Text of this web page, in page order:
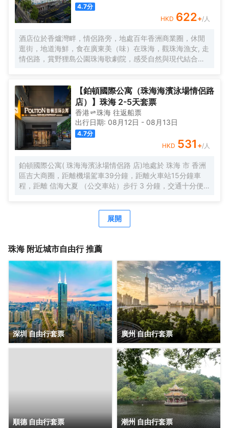
4.7分
HKD 622+/人
酒店位於香爐灣畔，情侶路旁，地處百年香洲商業圈，休閒
逛街，地道海鮮，食在廣東美（味）在珠海，觀珠海漁女, 走
情侶路，賞野狸島公園珠海歌劇院，感受自然與現代結合的
600米，城市地標一一珠海漁女，城市陽台。左側600米珠
海歌劇院（日月貝），距離港珠澳大橋12分鐘。拱北、青茂
口岸20分鐘。酒店前後50米公交線路覆蓋全珠海。 酒店傾
力打造“寬敞高雅空間”優質床品衞浴，完備設施服務，為您提
供優質的住宿服務 酒店中央空調冷暖可調，特色落地窗直觀
海景和海霞公園，欣賞東方海上日出，港珠澳大橋。中西結
合的自助早餐，配以廣東特色，一天的愉快從豐富營養的早
餐開始。
【鉑頓國際公寓（珠海海濱泳場情侶路
店）】珠海 2-5天套票
香港 珠海 往返船票
出行日期: 08月12日 - 08月13日
4.7分
HKD 531 +/人
鉑頓國際公寓( 珠海海濱泳場情侶路 店)地處於 珠海 市 香洲
區吉大商圈，距離機場駕車39分鐘，距離火車站15分鐘車
程，距離 信海大夏 （公交車站）步行 3 分鐘，交通十分便
配套有餐廳、洗衣房、健身房、等公共空間，旅客在享受舒
適住宿的同時，也能輕鬆滿足各種休閒與商務需求。客房分
保賓客能夠享受到賓至如歸的居住體驗。 喜悅餐廳位於6
本地特色菜，展現 珠海飲食文化。此外，每個房間都配備有
洗衣機，賓客在忙碌之餘也能輕鬆打理日常衣物。位於 6 層
的健身房房配備有跑步機、橢圓機、動感單車等高端健身器
材，即便身處旅途，也能輕鬆延續鍛鍊習慣。 鉑頓國際公寓
是東呈集團旗下中高端服務式公寓品牌，以“傾注匠心，融入
當地”為品牌理念，融合現代生活方式和行為，旨在為商旅人
士提供舒適住宿、尊貴服務和非凡體驗的現代化理想居庭。
展開
珠海 附近城市自由行 推薦
深圳 自由行套票 廣州 自由行套票
順德 自由行套票 潮州 自由行套票